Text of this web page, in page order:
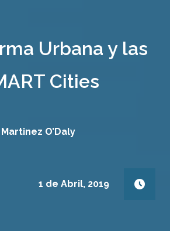
Urbana y las
Cities
O’Daly
1 de Abril, 2019